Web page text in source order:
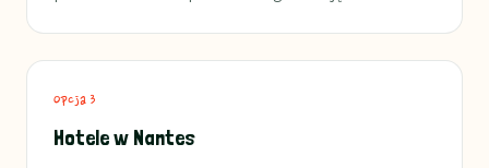
Opcja 3
Hotele w Nantes